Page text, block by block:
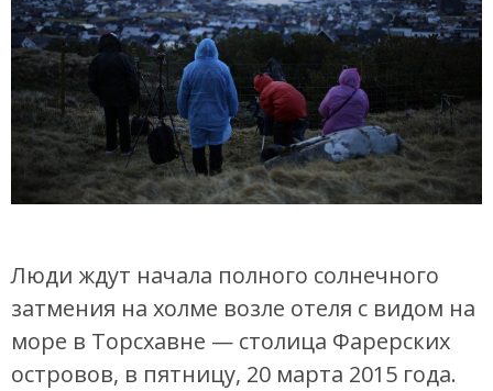
Люди ждут начала полного солнечного
затмения на холме возле отеля с видом на
море в Торсхавне — столица Фарерских
островов, в пятницу, 20 марта 2015 года.